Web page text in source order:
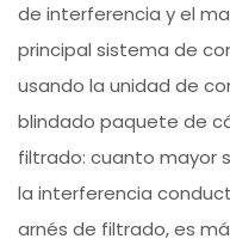
de interferencia y el
principal sistema de
usando la unidad de
blindado paquete de
filtrado: cuanto mayor
la interferencia
arnés de filtrado, es